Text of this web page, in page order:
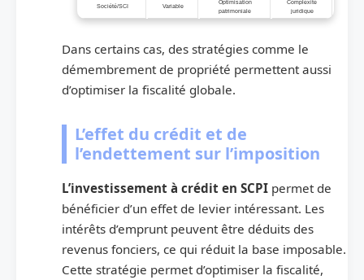
Société/SCI Variable
Optimisation
patrimoniale
Complexité
juridique
Dans certains cas, des stratégies comme le
démembrement de propriété permettent aussi
d’optimiser la fiscalité globale.
L’effet du crédit et de
l’endettement sur l’imposition
L’investissement à crédit en SCPI permet de
bénéficier d’un effet de levier intéressant. Les
intérêts d’emprunt peuvent être déduits des
revenus fonciers, ce qui réduit la base imposable.
Cette stratégie permet d’optimiser la fiscalité,